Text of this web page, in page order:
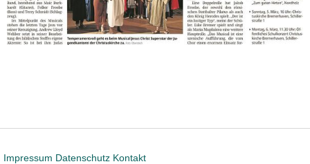
Impressum Datenschutz Kontakt